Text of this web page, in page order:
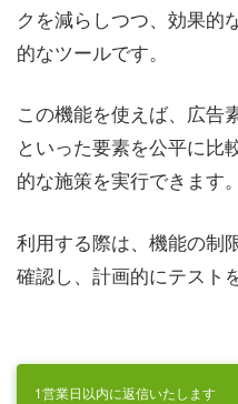
クを減らしつつ、効果的
的なツールです。
この機能を使えば、広告
といった要素を公平に比
的な施策を実行できます。
利用する際は、機能の制
確認し、計画的にテスト
1営業日以内に返信いたします